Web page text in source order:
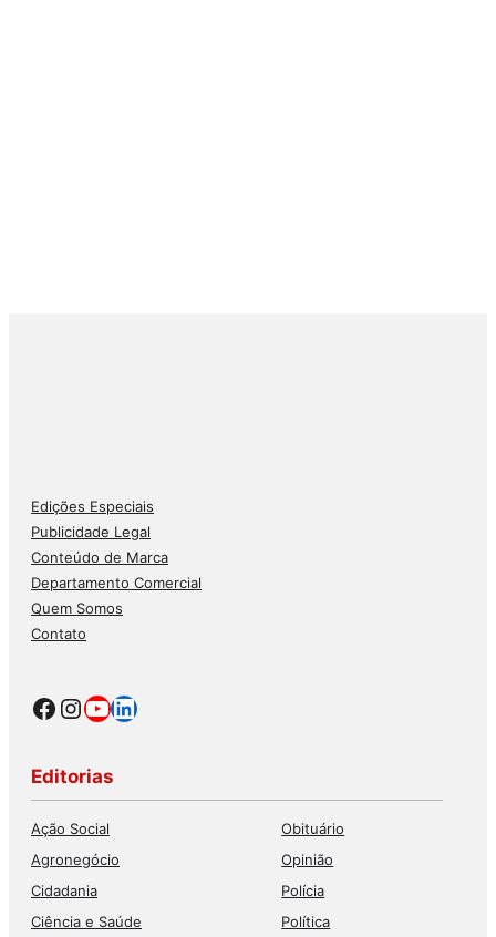
Edições Especiais
Publicidade Legal
Conteúdo de Marca
Departamento Comercial
Quem Somos
Contato
Facebook
Instagram
Youtube
LinkedIn
Editorias
Ação Social
Agronegócio
Cidadania
Ciência e Saúde
Obituário
Opinião
Polícia
Política